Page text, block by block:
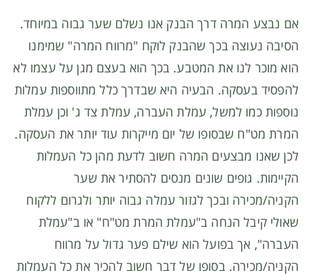
אם נבצע המרה דרך הבנק אנו נשלם שער גבוה במיוחד.
הסיבה נעוצה בכך שהבנק לוקח "מרווח המרה" שמימנו
הוא מוכר לנו את המטבע. בכך הוא בעצם מגן על עצמו לא
להפסיד בעסקה. הבעיה היא שבדרך כלל מתווספות עמלות
נוספות כמו למשל, עמלת העברה, עמלת צד ג' וכן עמלת
המרת מט"ח שבסופו של יום מייקרות עוד יותר את העסקה.
לכן שאנו מבצעים המרה חשוב לדעת מהן כל העמלות
הקיימות. גופים שונים מנסים להסתיר את שער
הקניה/מכירה ובכך לגזור עמלה גבוה יותר ולגרום ללקוח
שאולי קיבל הנחה ב"עמלת המרת מט"ח" או ב"עמלת
העברה", אך בפועל הוא שילם פער גדול על מרווח
הקניה/מכירה. בסופו של דבר חשוב להכיר את כל העמלות